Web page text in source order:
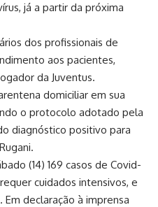
já a partir da próxima
dos profissionais de
aos pacientes,
da Juventus.
domiciliar em sua
o protocolo adotado pela
diagnóstico positivo para
(14) 169 casos de Covid-
cuidados intensivos, e
Em declaração à imprensa